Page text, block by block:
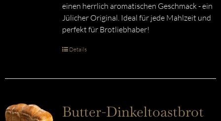
einen herrlich aromatischen Geschmack - ein
Jülicher Original. Ideal für jede Mahlzeit und
perfekt für Brotliebhaber!
Details
Butter-Dinkeltoastbrot